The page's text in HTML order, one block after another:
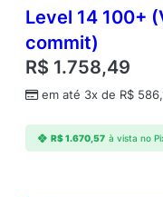
Level 14 100+
commit)
R$ 1.758,49
em até 3x de R$
R$1.670,57 à vista no